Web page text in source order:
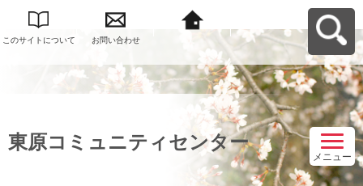
このサイトについて お問い合わせ
トセンター ざまっ
東原コミュニティセンター
メニュー